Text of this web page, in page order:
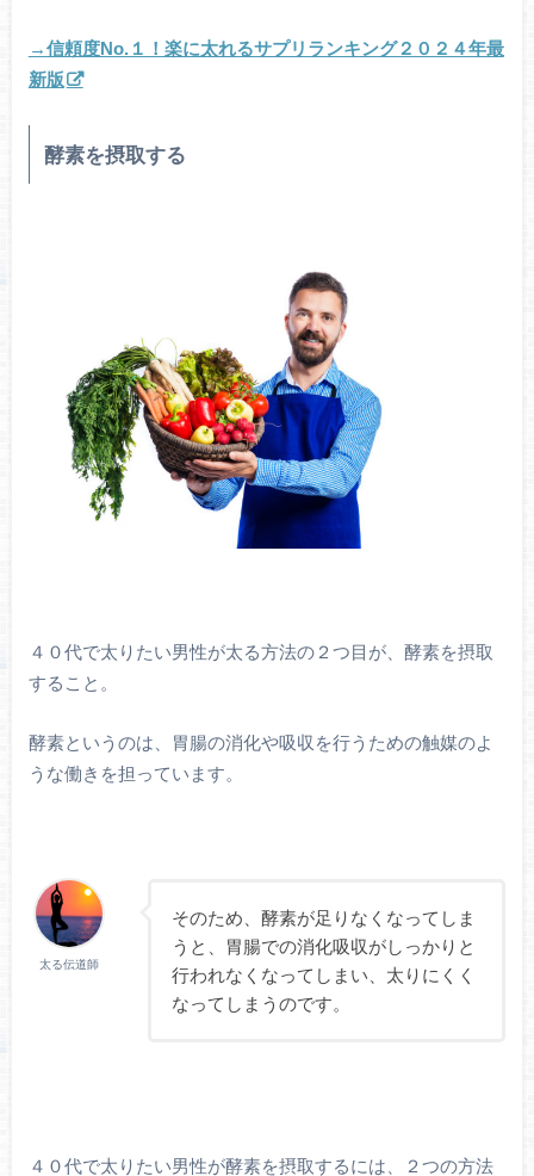
→信頼度No.１！楽に太れるサプリランキング２０２４年最
新版
酵素を摂取する
４０代で太りたい男性が太る方法の２つ目が、酵素を摂取
すること。
酵素というのは、胃腸の消化や吸収を行うための触媒のよ
うな働きを担っています。
太る伝道師
そのため、酵素が足りなくなってしま
うと、胃腸での消化吸収がしっかりと
行われなくなってしまい、太りにくく
なってしまうのです。
４０代で太りたい男性が酵素を摂取するには、２つの方法